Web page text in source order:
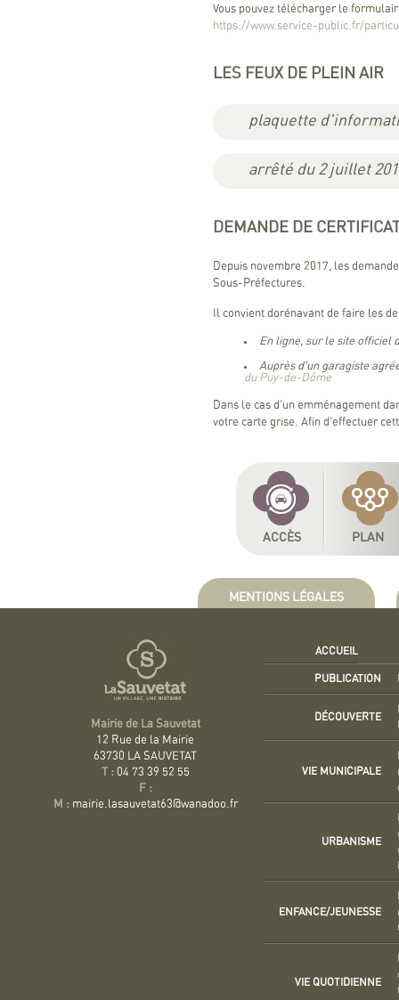
Vous pouvez télécharger le
https://www.service-public.fr/
LES FEUX DE PLEIN AIR
plaquette
arrêté du 2 juillet
DEMANDE DE
Depuis novembre 2017, les
Sous-Préfectures.
Il convient dorénavant de faire les
En ligne, sur le site officiel
Auprès d'un garagiste
du Puy-de-Dôme
Dans le cas d’un emménagement
votre carte grise. Afin d’effectuer
ACCÈS PLAN
MENTIONS LÉGALES
Mairie de La Sauvetat
12 Rue de la Mairie
63730 LA SAUVETAT
T : 04 73 39 52 55
F :
M : mairie.lasauvetat63@wanadoo.fr
ACCUEIL
PUBLICATION
DÉCOUVERTE
VIE MUNICIPALE
URBANISME
ENFANCE/JEUNESSE
VIE QUOTIDIENNE